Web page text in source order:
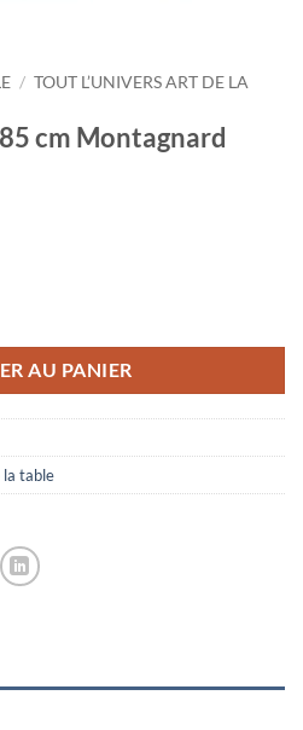
/ TOUT L’UNIVERS ART DE LA
cm Montagnard
AU PANIER
la table